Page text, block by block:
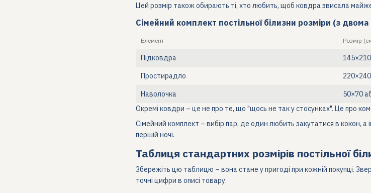
Цей розмір також обирають ті, хто любить, щоб ковдра звисала
Сімейний комплект постільної білизни розміри (з
Елемент Розмір
Підковдра
Простирадло
220×240
Наволочка
50×70
Окремі ковдри – це не про те, що "щось не так у стосунках". Це про
Сімейний комплект – вибір пар, де один любить закутатися в кокон,
першій ночі.
Таблиця стандартних розмірів постільної
Збережіть цю таблицю – вона стане у пригоді при кожній покупці.
точні цифри в описі товару.